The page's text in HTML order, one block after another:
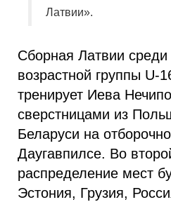
Латвии».
Сборная Латвии
возрастной группы U-
тренирует Иева
сверстницами из
Беларуси на
Даугавпилсе. Во
распределение мест
Эстония, Грузия,